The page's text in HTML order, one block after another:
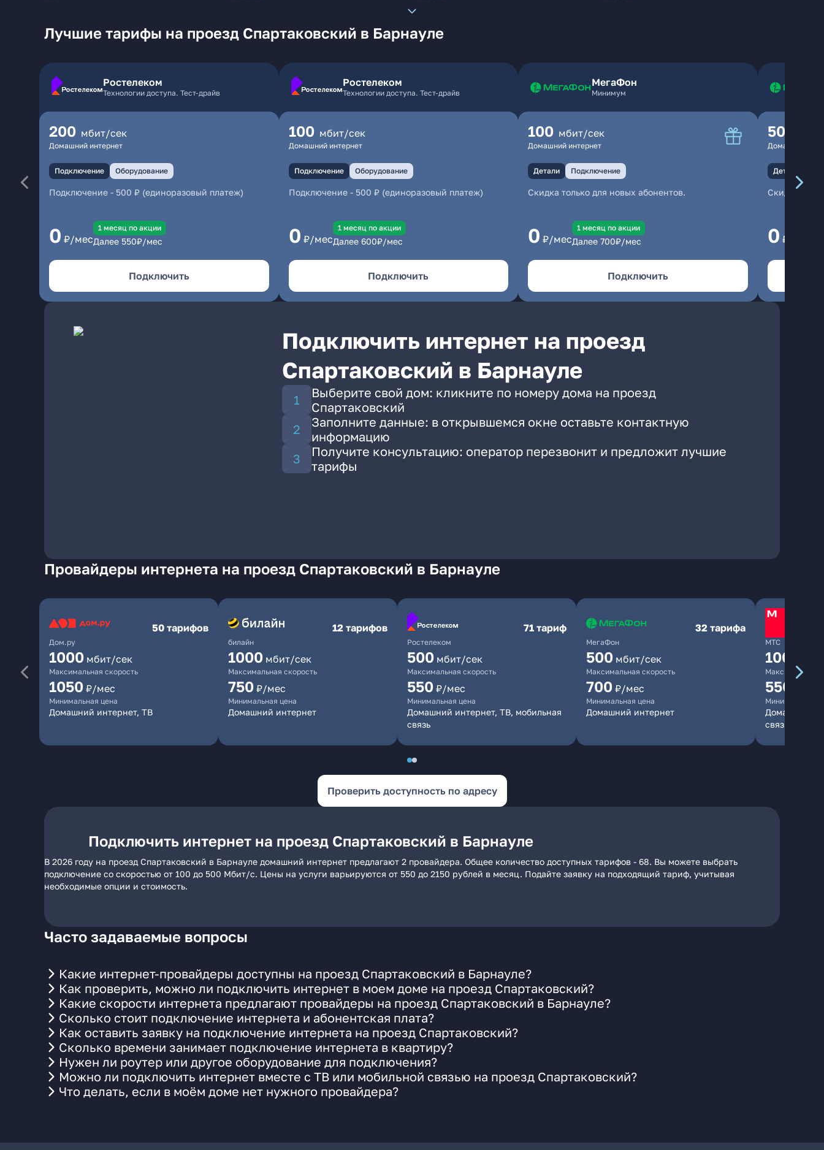
Лучшие тарифы на проезд Спартаковский в Барнауле
Ростелеком
Технологии доступа. Тест-драйв
200 мбит/сек
Домашний интернет
Подключение Оборудование
Подключение - 500 ₽ (единоразовый платеж)
0 ₽/мес
1 месяц по акции
Далее 550₽/мес
Подключить
Ростелеком
Технологии доступа. Тест-драйв
100 мбит/сек
Домашний интернет
Подключение Оборудование
Подключение- 500 ₽ (единоразовый платеж)
0 ₽/мес
1 месяц по акции
Далее 600₽/мес
Подключить
МегаФон
Минимум
100 мбит/сек
Домашний интернет
Детали Подключение
Скидка только для новых абонентов.
0 ₽/мес
1 месяц по акции
Далее 700₽/мес
Подключить
500
Домашний
Детали
Скидка
0 ₽/мес
Подключить интернет на проезд
Спартаковский в Барнауле
Выберите свой дом: кликните по номеру дома на проезд
Спартаковский
Заполните данные: в открывшемся окне оставьте контактную
информацию
Получите консультацию: оператор перезвонит и предложит лучшие
тарифы
Провайдеры интернета на проезд Спартаковский в Барнауле
Дом.ру
50 тарифов
1000 мбит/сек
Максимальная скорость
1050 ₽/мес
Минимальная цена
Домашний интернет, ТВ
билайн
12 тарифов
1000 мбит/сек
Максимальная скорость
750 ₽/мес
Минимальная цена
Домашний интернет
Ростелеком
71 тариф
500 мбит/сек
Максимальная скорость
550 ₽/мес
Минимальная цена
Домашний интернет, ТВ, мобильная
связь
МегаФон
32 тарифа
500 мбит/сек
Максимальная скорость
700 ₽/мес
Минимальная цена
Домашний интернет
МТС
1000
Максимальная
550
Минимальная
Домашний
связь
Проверить доступность по адресу
Подключить интернет на проезд Спартаковский в Барнауле
В 2026 году на проезд Спартаковский в Барнауле домашний интернет предлагают 2 провайдера. Общее количество доступных тарифов - 68. Вы можете выбрать
подключение со скоростью от 100 до 500 Мбит/с. Цены на услуги варьируются от 550 до 2150 рублей в месяц. Подайте заявку на подходящий тариф, учитывая
необходимые опции и стоимость.
Часто задаваемые вопросы
Какие интернет-провайдеры доступны на проезд Спартаковский в Барнауле?
Как проверить, можно ли подключить интернет в моем доме на проезд Спартаковский?
Какие скорости интернета предлагают провайдеры на проезд Спартаковский в Барнауле?
Сколько стоит подключение интернета и абонентская плата?
Как оставить заявку на подключение интернета на проезд Спартаковский?
Сколько времени занимает подключение интернета в квартиру?
Нужен ли роутер или другое оборудование для подключения?
Можно ли подключить интернет вместе с ТВ или мобильной связью на проезд Спартаковский?
Что делать, если в моём доме нет нужного провайдера?